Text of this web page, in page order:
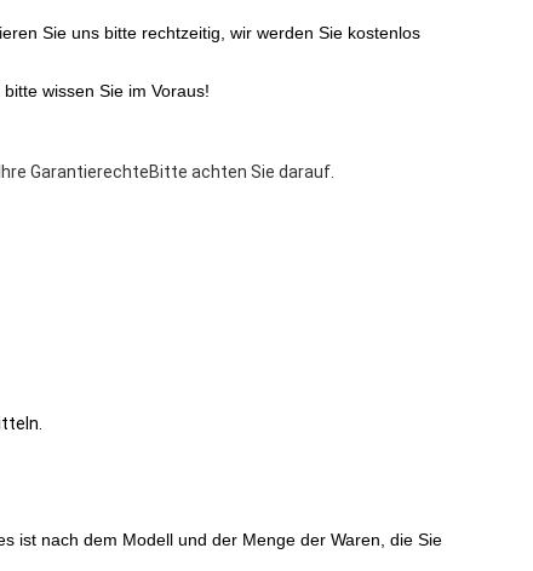
Sie uns bitte rechtzeitig, wir werden Sie kostenlos
wissen Sie im Voraus!
GarantierechteBitte achten Sie darauf.
ist nach dem Modell und der Menge der Waren, die Sie